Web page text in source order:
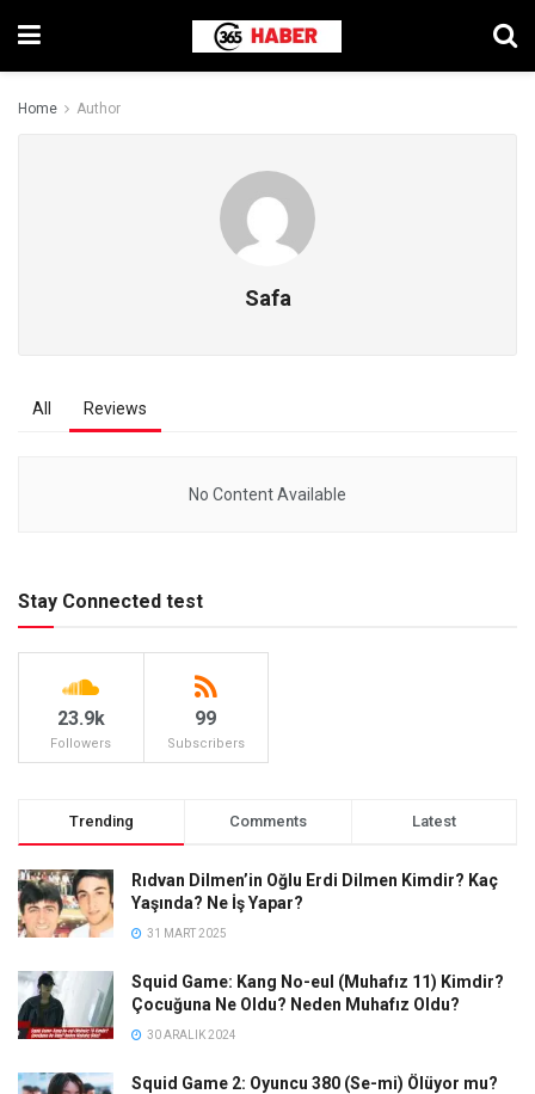
Home Author
Safa
All Reviews
No Content Available
Stay Connected test
23.9k
Followers
99
Subscribers
Trending Comments Latest
Rıdvan Dilmen’in Oğlu Erdi Dilmen Kimdir? Kaç
Yaşında? Ne İş Yapar?
31 MART 2025
Squid Game: Kang No-eul (Muhafız 11) Kimdir?
Çocuğuna Ne Oldu? Neden Muhafız Oldu?
30 ARALIK 2024
Squid Game 2: Oyuncu 380 (Se-mi) Ölüyor mu?